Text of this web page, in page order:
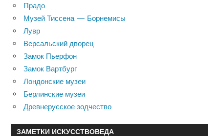
Прадо
Музей Тиссена — Борнемисы
Лувр
Версальский дворец
Замок Пьерфон
Замок Вартбург
Лондонские музеи
Берлинские музеи
Древнерусское зодчество
ЗАМЕТКИ ИСКУССТВОВЕДА